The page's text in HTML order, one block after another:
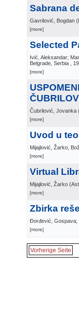
Sabrana
Gavrilović, Bogdan (
[more]
Selected
Ivić, Aleksandar;
Belgrade, Serbia
,
[more]
Čubrilović, Jovanka
[more]
Uvod u
Mijajlović, Žarko,
[more]
Virtual
Mijajlović, Žarko (
[more]
Zbirka
Đorđević, Gospava;
[more]
Vorherige Seite